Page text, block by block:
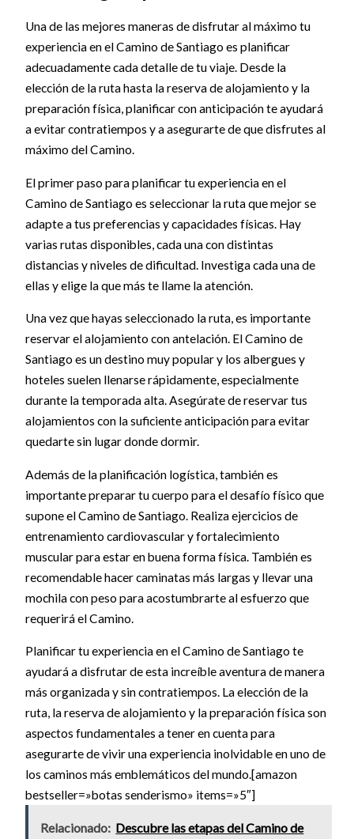
Una de las mejores maneras de disfrutar al máximo tu
experiencia en el Camino de Santiago es planificar
adecuadamente cada detalle de tu viaje. Desde la
elección de la ruta hasta la reserva de alojamiento y la
preparación física, planificar con anticipación te ayudará
a evitar contratiempos y a asegurarte de que disfrutes al
máximo del Camino.
El primer paso para planificar tu experiencia en el
Camino de Santiago es seleccionar la ruta que mejor se
adapte a tus preferencias y capacidades físicas. Hay
varias rutas disponibles, cada una con distintas
distancias y niveles de dificultad. Investiga cada una de
ellas y elige la que más te llame la atención.
Una vez que hayas seleccionado la ruta, es importante
reservar el alojamiento con antelación. El Camino de
Santiago es un destino muy popular y los albergues y
hoteles suelen llenarse rápidamente, especialmente
durante la temporada alta. Asegúrate de reservar tus
alojamientos con la suficiente anticipación para evitar
quedarte sin lugar donde dormir.
Además de la planificación logística, también es
importante preparar tu cuerpo para el desafío físico que
supone el Camino de Santiago. Realiza ejercicios de
entrenamiento cardiovascular y fortalecimiento
muscular para estar en buena forma física. También es
recomendable hacer caminatas más largas y llevar una
mochila con peso para acostumbrarte al esfuerzo que
requerirá el Camino.
Planificar tu experiencia en el Camino de Santiago te
ayudará a disfrutar de esta increíble aventura de manera
más organizada y sin contratiempos. La elección de la
ruta, la reserva de alojamiento y la preparación física son
aspectos fundamentales a tener en cuenta para
asegurarte de vivir una experiencia inolvidable en uno de
los caminos más emblemáticos del mundo.[amazon
bestseller=»botas senderismo» items=»5″]
Relacionado: Descubre las etapas del Camino de